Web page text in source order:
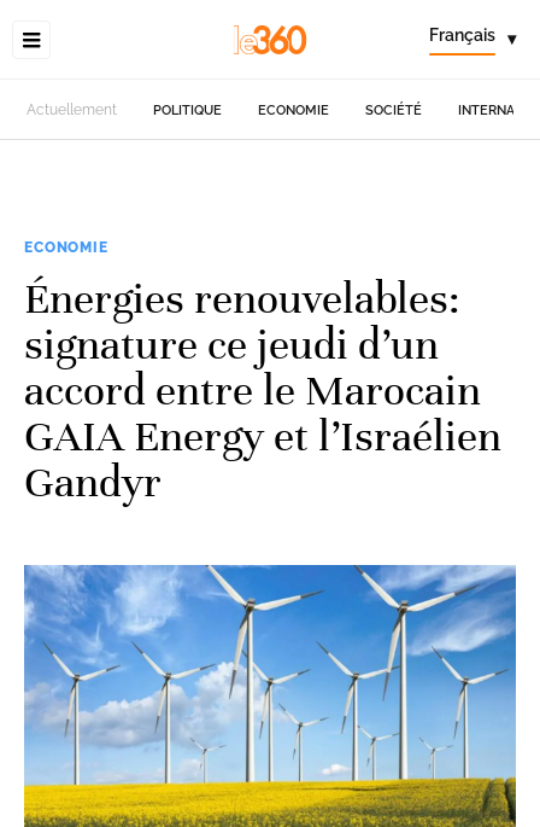
Français ▾
Actuellement POLITIQUE ECONOMIE SOCIÉTÉ
ECONOMIE
Énergies renouvelables:
signature ce jeudi d’un
accord entre le Marocain
GAIA Energy et l’Israélien
Gandyr